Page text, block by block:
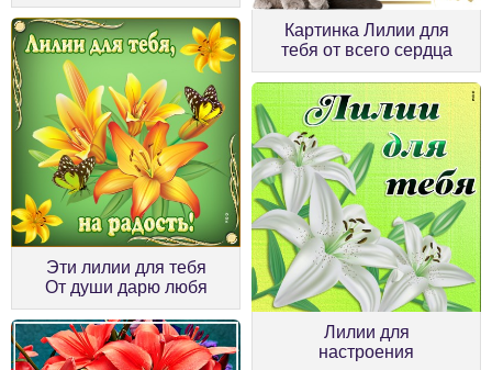
Картинка Лилии для
тебя от всего сердца
Эти лилии для тебя
От души дарю любя
Лилии для
настроения